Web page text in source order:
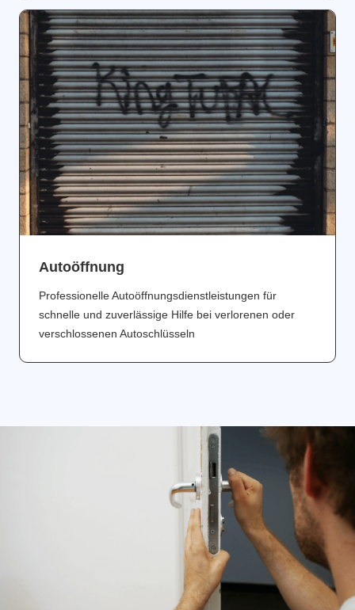
Аutoöffnung
Professionelle Autoöffnungsdienstleistungen für
schnelle und zuverlässige Hilfe bei verlorenen oder
verschlossenen Autoschlüsseln